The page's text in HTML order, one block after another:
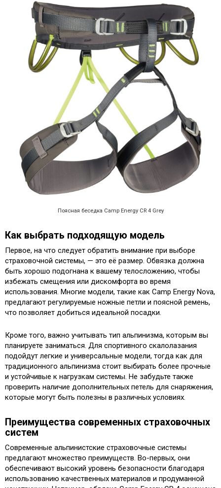
Поясная беседка Camp Energy CR 4 Grey
Как выбрать подходящую модель
Первое, на что следует обратить внимание при выборе
страховочной системы, — это её размер. Обвязка должна
быть хорошо подогнана к вашему телосложению, чтобы
избежать смещения или дискомфорта во время
использования. Многие модели, такие как Camp Energy Nova,
предлагают регулируемые ножные петли и поясной ремень,
что позволяет добиться идеальной посадки.
Кроме того, важно учитывать тип альпинизма, которым вы
планируете заниматься. Для спортивного скалолазания
подойдут легкие и универсальные модели, тогда как для
традиционного альпинизма стоит выбирать более прочные
и устойчивые к нагрузкам системы. Не забудьте также
проверить наличие дополнительных петель для снаряжения,
которые могут быть полезны в различных условиях.
Преимущества современных страховочных
систем
Современные альпинистские страховочные системы
предлагают множество преимуществ. Во-первых, они
обеспечивают высокий уровень безопасности благодаря
использованию качественных материалов и продуманной